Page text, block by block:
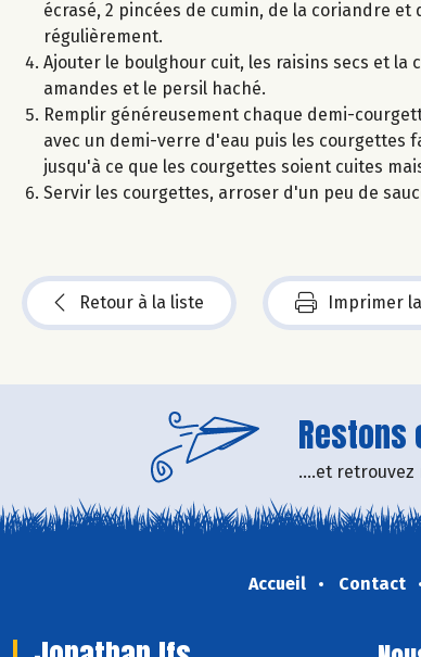
écrasé, 2 pincées de cumin, de la coriandre
régulièrement.
Ajouter le boulghour cuit, les raisins secs et
amandes et le persil haché.
Remplir généreusement chaque demi-
avec un demi-verre d'eau puis les courgettes
jusqu'à ce que les courgettes soient cuites
Servir les courgettes, arroser d'un peu de
Retour à la liste Imprimer
....et
Accueil Contact